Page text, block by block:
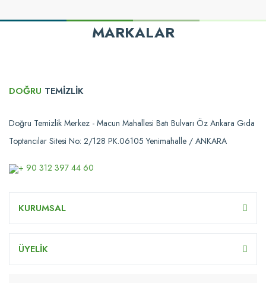
MARKALAR
DOĞRU TEMİZLİK
Doğru Temizlik Merkez - Macun Mahallesi Batı Bulvarı Öz Ankara Gıda
Toptancılar Sitesi No: 2/128 PK.06105 Yenimahalle / ANKARA
+ 90 312 397 44 60
KURUMSAL
ÜYELİK